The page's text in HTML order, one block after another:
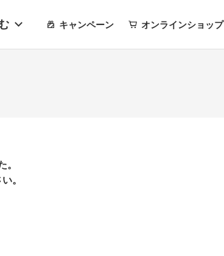
キャンペーン オンラインショップ
。
。